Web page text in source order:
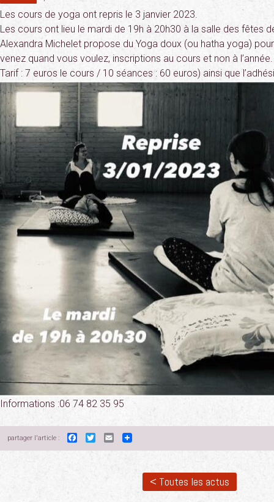
Les cours de yoga ont repris le 3 janvier 2023.
Les cours ont lieu le mardi de 19h à 20h30 à la salle des fêtes
Alexandra Michelet propose du Yoga doux (ou hatha yoga)
venez quand vous voulez, inscriptions au cours et non à l’année.
Tarif : 7 euros le cours / 10 séances : 60 euros) ainsi que
Informations :06 74 82 35 95
partager l'article : Facebook
TwitterEmail
< Toutes les actus